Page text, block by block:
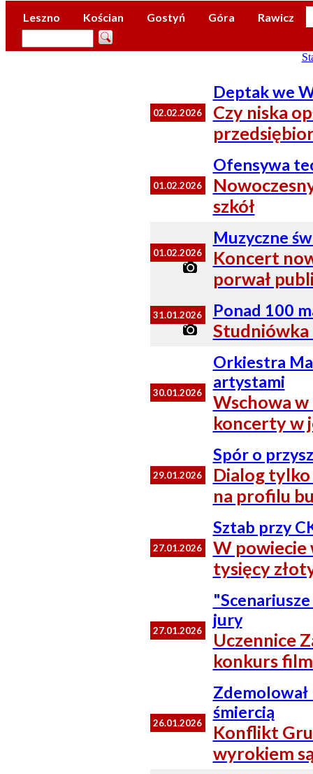
Leszno Kościan Gostyń Góra Rawicz
02.02.2026
Deptak we
Czy niska
01.02.2026
Ofensywa
szkół
01.02.2026
Muzyczne
Koncert
porwał
31.01.2026 Ponad 100
Studniówka
30.01.2026
Orkiestra
artystami
Wschowa
koncerty w
29.01.2026
Spór o
Dialog tylko
na profilu
27.01.2026
Sztab przy
W powiecie
tysięcy
27.01.2026
jury
Uczennice
konkurs
26.01.2026
śmiercią
Konflikt
wyrokiem